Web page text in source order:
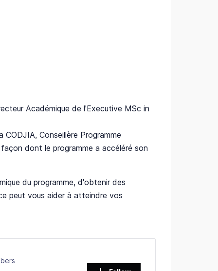
Académique de l'Executive MSc in
Conseillère Programme
dont le programme a accéléré son
du programme, d'obtenir des
peut vous aider à atteindre vos